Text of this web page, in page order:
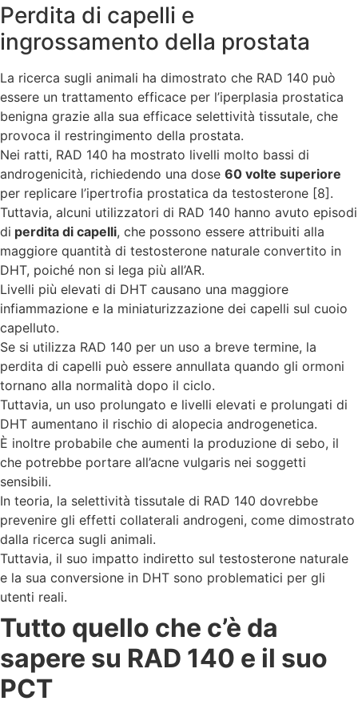
Perdita di capelli e
ingrossamento della prostata
La ricerca sugli animali ha dimostrato che RAD 140 può
essere un trattamento efficace per l’iperplasia prostatica
benigna grazie alla sua efficace selettività tissutale, che
provoca il restringimento della prostata.
Nei ratti, RAD 140 ha mostrato livelli molto bassi di
androgenicità, richiedendo una dose 60 volte superiore
per replicare l’ipertrofia prostatica da testosterone [8].
Tuttavia, alcuni utilizzatori di RAD 140 hanno avuto episodi
di perdita di capelli, che possono essere attribuiti alla
maggiore quantità di testosterone naturale convertito in
DHT, poiché non si lega più all’AR.
Livelli più elevati di DHT causano una maggiore
infiammazione e la miniaturizzazione dei capelli sul cuoio
capelluto.
Se si utilizza RAD 140 per un uso a breve termine, la
perdita di capelli può essere annullata quando gli ormoni
tornano alla normalità dopo il ciclo.
Tuttavia, un uso prolungato e livelli elevati e prolungati di
DHT aumentano il rischio di alopecia androgenetica.
È inoltre probabile che aumenti la produzione di sebo, il
che potrebbe portare all’acne vulgaris nei soggetti
sensibili.
In teoria, la selettività tissutale di RAD 140 dovrebbe
prevenire gli effetti collaterali androgeni, come dimostrato
dalla ricerca sugli animali.
Tuttavia, il suo impatto indiretto sul testosterone naturale
e la sua conversione in DHT sono problematici per gli
utenti reali.
Tutto quello che c’è da
sapere su RAD 140 e il suo
PCT